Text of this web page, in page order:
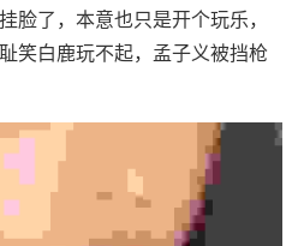
脸了，本意也只是开个玩乐，
笑白鹿玩不起，孟子义被挡枪